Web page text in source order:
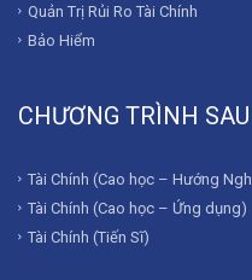
Quản Trị Rủi Ro Tài Chính
Bảo Hiểm
CHƯƠNG TRÌNH
Tài Chính (Cao học – Hướng
Tài Chính (Cao học – Ứng dụng)
Tài Chính (Tiến Sĩ)